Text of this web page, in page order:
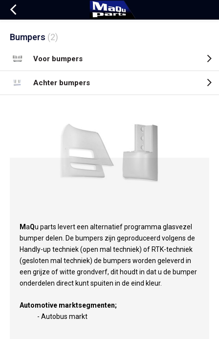
Bumpers (2)
Voor bumpers
Achter bumpers
MaQu parts levert een alternatief programma glasvezel
bumper delen. De bumpers zijn geproduceerd volgens de
Handly-up techniek (open mal techniek) of RTK-techniek
(gesloten mal techniek) de bumpers worden geleverd in
een grijze of witte grondverf, dit houdt in dat u de bumper
onderdelen direct kunt spuiten in de eind kleur.
Automotive marktsegmenten;
- Autobus markt